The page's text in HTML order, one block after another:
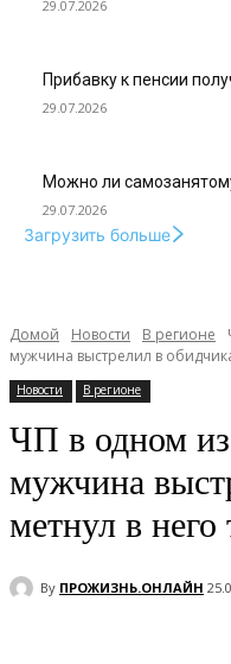
29.07.2026
Прибавку к пенсии
29.07.2026
Можно ли
29.07.2026
Загрузить больше